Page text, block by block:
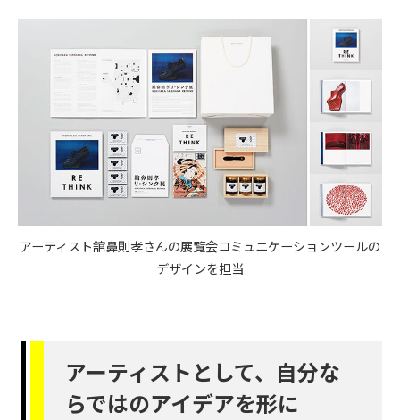
アーティスト舘鼻則孝さんの展覧会コミュニケーションツールの
デザインを担当
アーティストとして、自分な
らではのアイデアを形に